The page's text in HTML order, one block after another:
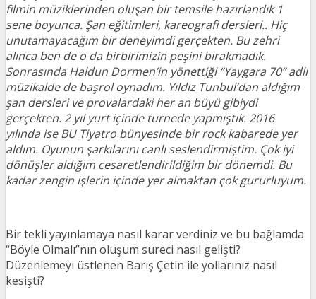
filmin müziklerinden oluşan bir temsile hazırlandık 1
sene boyunca. Şan eğitimleri, kareografi dersleri.. Hiç
unutamayacağım bir deneyimdi gerçekten. Bu zehri
alınca ben de o da birbirimizin peşini bırakmadık.
Sonrasında Haldun Dormen’in yönettiği “Yaygara 70” adlı
müzikalde de başrol oynadım. Yıldız Tunbul’dan aldığım
şan dersleri ve provalardaki her an büyü gibiydi
gerçekten. 2 yıl yurt içinde turnede yapmıştık. 2016
yılında ise BU Tiyatro bünyesinde bir rock kabarede yer
aldım. Oyunun şarkılarını canlı seslendirmiştim. Çok iyi
dönüşler aldığım cesaretlendirildiğim bir dönemdi. Bu
kadar zengin işlerin içinde yer almaktan çok gururluyum.
Bir tekli yayınlamaya nasıl karar verdiniz ve bu bağlamda
“Böyle Olmalı”nın oluşum süreci nasıl gelişti?
Düzenlemeyi üstlenen Barış Çetin ile yollarınız nasıl
kesişti?